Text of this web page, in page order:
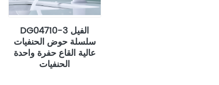
DG04710-3 الفيل
سلسلة حوض الحنفيات
عالية القاع حفرة واحدة
الحنفيات